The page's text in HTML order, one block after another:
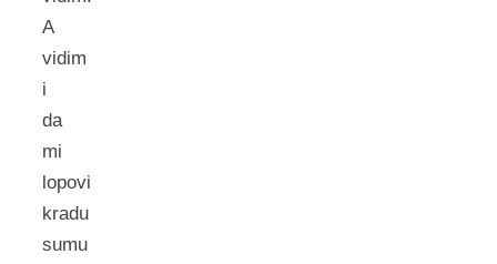
A
vidim
i
da
mi
lopovi
kradu
sumu